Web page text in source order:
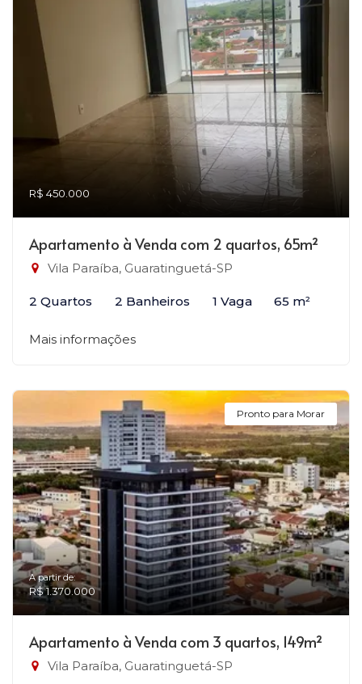
R$ 450.000
Apartamento à Venda com 2 quartos, 65m²
Vila Paraíba, Guaratinguetá-SP
2 Quartos 2 Banheiros 1 Vaga 65 m²
Mais informações
Pronto para Morar
A partir de:
R$ 1.370.000
Apartamento à Venda com 3 quartos, 149m²
Vila Paraíba, Guaratinguetá-SP